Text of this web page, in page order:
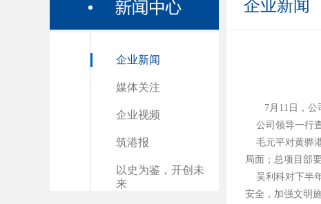
企业新闻
媒体关注
企业视频
筑港报
以史为鉴，开创未
来
企业新闻
7月11日，
公司领导一行
毛元平对黄骅
局面；总项目部
吴利科对下半
安全，加强文明